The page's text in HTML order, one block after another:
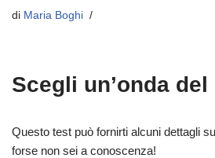
di Maria Boghi
Scegli un’onda del
Questo test può fornirti alcuni dettagli
forse non sei a conoscenza!